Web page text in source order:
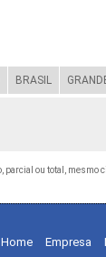
BRASIL
parcial ou total,
Home Empresa